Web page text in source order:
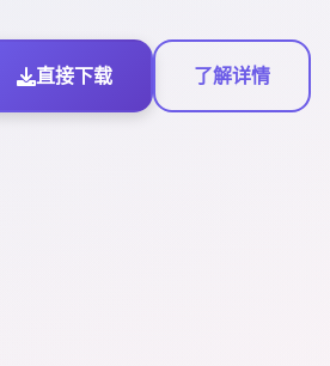
直接下载 了解详情